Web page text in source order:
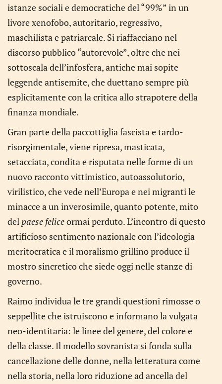
istanze sociali e democratiche del “99%” in un
livore xenofobo, autoritario, regressivo,
maschilista e patriarcale. Si riaffacciano nel
discorso pubblico “autorevole”, oltre che nei
sottoscala dell’infosfera, antiche mai sopite
leggende antisemite, che duettano sempre più
esplicitamente con la critica allo strapotere della
finanza mondiale.
Gran parte della paccottiglia fascista e tardo-
risorgimentale, viene ripresa, masticata,
setacciata, condita e risputata nelle forme di un
nuovo racconto vittimistico, autoassolutorio,
virilistico, che vede nell’Europa e nei migranti le
minacce a un inverosimile, quanto potente, mito
del paese feliceormai perduto. L’incontro di questo
artificioso sentimento nazionale con l’ideologia
meritocratica e il moralismo grillino produce il
mostro sincretico che siede oggi nelle stanze di
governo.
Raimo individua le tre grandi questioni rimosse o
seppellite che istruiscono e informano la vulgata
neo-identitaria: le linee del genere, del colore e
della classe. Il modello sovranista si fonda sulla
cancellazione delle donne, nella letteratura come
nella storia, nella loro riduzione ad ancella del